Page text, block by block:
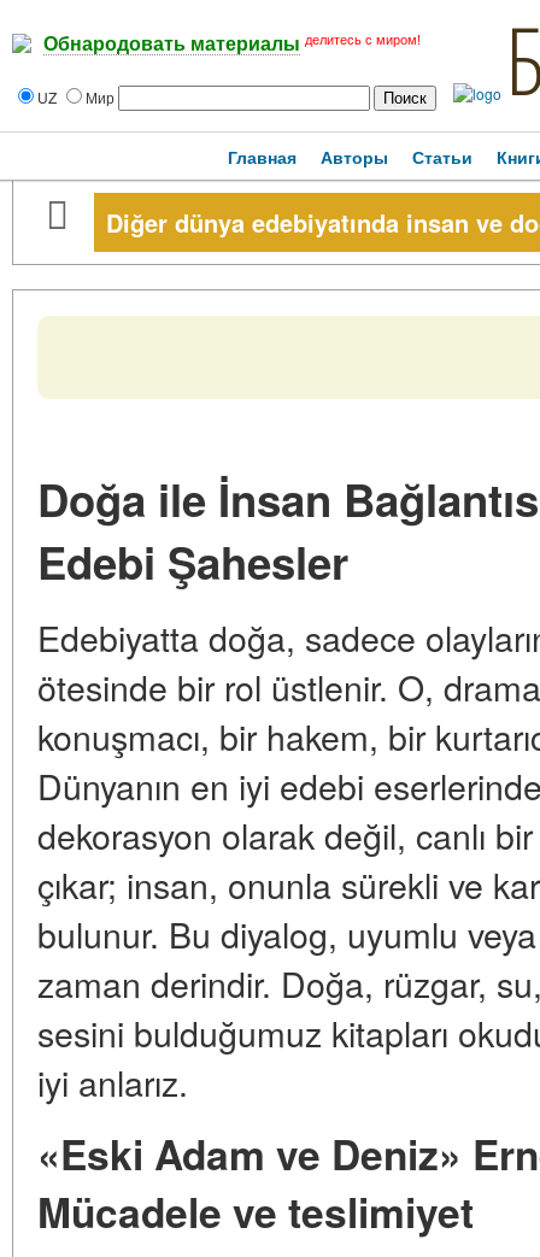
Обнародовать материалы делитесь с миром!
UZ Мир
Главная Авторы Статьи
Diğer dünya edebiyatında insan ve
Doğa ile İnsan
Edebi Şahesler
Edebiyatta doğa, sadece
ötesinde bir rol üstlenir. O,
konuşmacı, bir hakem, bir
Dünyanın en iyi edebi
dekorasyon olarak değil, canlı
çıkar; insan, onunla sürekli ve
bulunur. Bu diyalog, uyumlu
zaman derindir. Doğa, rüzgar,
sesini bulduğumuz kitapları
iyi anlarız.
«Eski Adam ve Deniz»
Mücadele ve teslimiyet